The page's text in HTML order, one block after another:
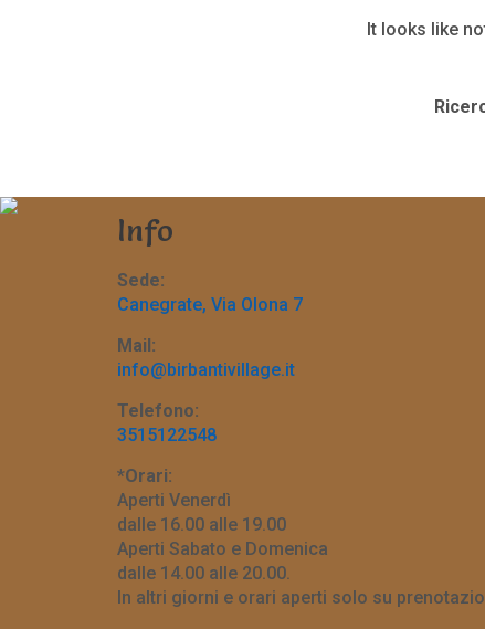
It looks like
Info
Sede:
Canegrate, Via Olona 7
Mail:
info@birbantivillage.it
Telefono:
3515122548
*Orari:
Aperti Venerdì
dalle 16.00 alle 19.00
Aperti Sabato e Domenica
dalle 14.00 alle 20.00.
In altri giorni e orari aperti solo su